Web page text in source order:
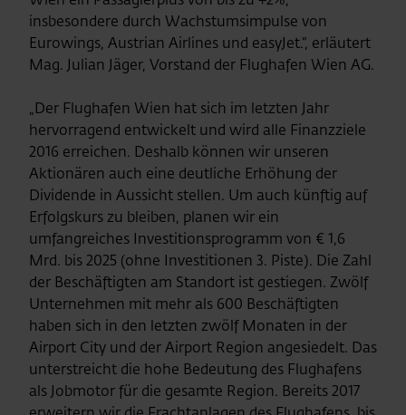
insbesondere durch Wachstumsimpulse von
Eurowings, Austrian Airlines und easyJet.“, erläutert
Mag. Julian Jäger, Vorstand der Flughafen Wien AG.
„Der Flughafen Wien hat sich im letzten Jahr
hervorragend entwickelt und wird alle Finanzziele
2016 erreichen. Deshalb können wir unseren
Aktionären auch eine deutliche Erhöhung der
Dividende in Aussicht stellen. Um auch künftig auf
Erfolgskurs zu bleiben, planen wir ein
umfangreiches Investitionsprogramm von € 1,6
Mrd. bis 2025 (ohne Investitionen 3. Piste). Die Zahl
der Beschäftigten am Standort ist gestiegen. Zwölf
Unternehmen mit mehr als 600 Beschäftigten
haben sich in den letzten zwölf Monaten in der
Airport City und der Airport Region angesiedelt. Das
unterstreicht die hohe Bedeutung des Flughafens
als Jobmotor für die gesamte Region. Bereits 2017